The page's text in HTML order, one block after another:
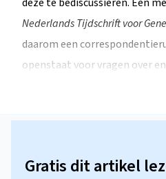
Nederlands Tijdschrift voor
daarom een
openstaat voor vragen over
Gratis dit artikel